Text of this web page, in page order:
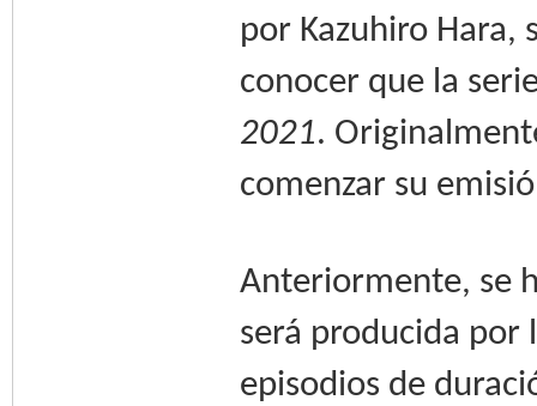
por Kazuhiro Hara,
conocer que la
2021.
comenzar su
Anteriormente, se
será producida por
episodios de